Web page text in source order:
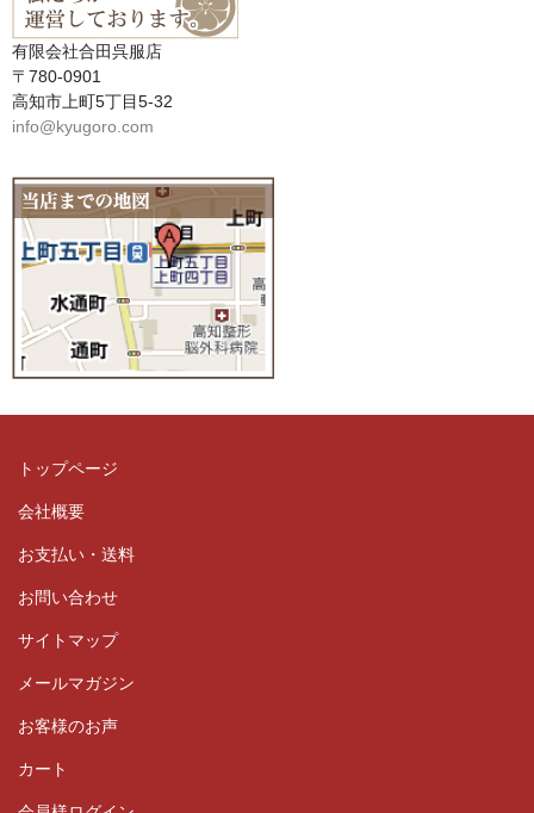
有限会社合田呉服店
〒780-0901
高知市上町5丁目5-32
info@kyugoro.com
トップページ
会社概要
お支払い・送料
お問い合わせ
サイトマップ
メールマガジン
お客様のお声
カート